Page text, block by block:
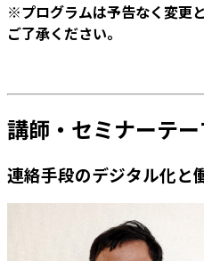
※プログラムは予告なく変更
ご了承ください。
講師・セミナーテ
連絡手段のデジタル化と